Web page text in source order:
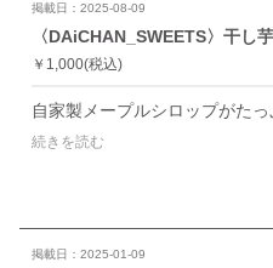
掲載日：2025-08-09
￥1,000(税込)
続きを読む
掲載日：2025-01-09